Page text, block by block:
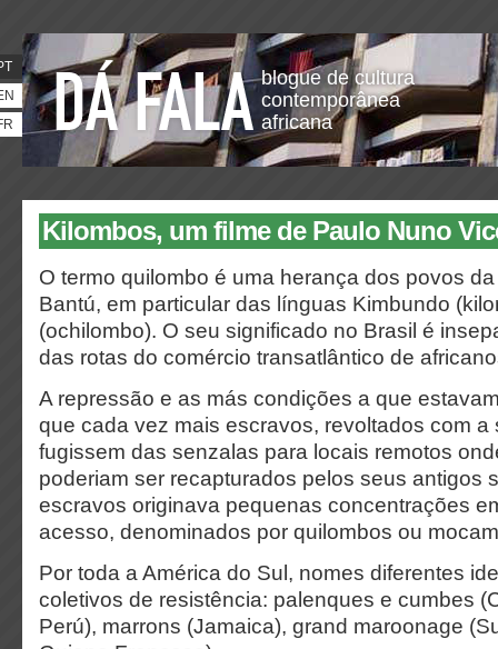
blogue de cultura
contemporânea
africana
Kilombos, um filme de Paulo Nuno
O termo quilombo é uma herança dos povos
Bantú, em particular das línguas Kimbundo
(ochilombo). O seu significado no Brasil é
das rotas do comércio transatlântico de
A repressão e as más condições a que
que cada vez mais escravos, revoltados com a
fugissem das senzalas para locais remotos
poderiam ser recapturados pelos seus antigos
escravos originava pequenas concentrações
acesso, denominados por quilombos ou
Por toda a América do Sul, nomes diferentes
coletivos de resistência: palenques e cumbes
Perú), marrons (Jamaica), grand maroonage